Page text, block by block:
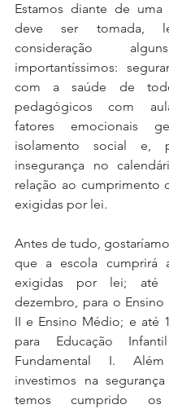
Estamos diante de uma
deve ser tomada,
consideração
importantíssimos:
com a saúde de
pedagógicos com
fatores emocionais
isolamento social e,
insegurança no
relação ao cumprimento
exigidas por lei.
Antes de tudo,
que a escola cumprirá
exigidas por lei;
dezembro, para o Ensino
II e Ensino Médio; e até
para Educação
Fundamental I.
investimos na
temos cumprido os